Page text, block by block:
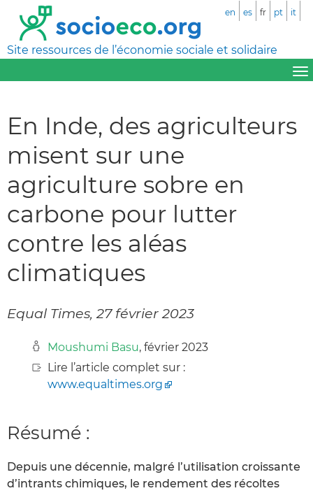
Site ressources de l’économie sociale et solidaire
en es fr pt it
En Inde, des agriculteurs
misent sur une
agriculture sobre en
carbone pour lutter
contre les aléas
climatiques
Equal Times, 27 février 2023
Moushumi Basu, février 2023
Lire l’article complet sur :
www.equaltimes.org
Résumé :
Depuis une décennie, malgré l’utilisation croissante
d’intrants chimiques, le rendement des récoltes